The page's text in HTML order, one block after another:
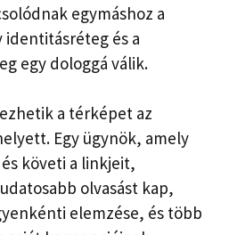
egymáshoz a
identitásréteg és a
egy dologgá válik.
a térképet az
Egy ügynök, amely
követi a linkjeit,
olvasást kap,
elemzése, és több